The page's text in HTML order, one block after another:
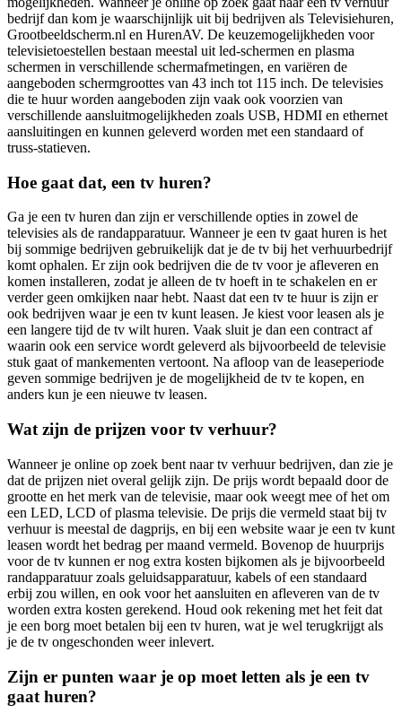
bedrijf dan kom je waarschijnlijk uit bij bedrijven als Televisiehuren,
Grootbeeldscherm.nl en HurenAV. De keuzemogelijkheden voor
televisietoestellen bestaan meestal uit led-schermen en plasma
schermen in verschillende schermafmetingen, en variëren de
aangeboden schermgroottes van 43 inch tot 115 inch. De televisies
die te huur worden aangeboden zijn vaak ook voorzien van
verschillende aansluitmogelijkheden zoals USB, HDMI en ethernet
aansluitingen en kunnen geleverd worden met een standaard of
truss-statieven.
Hoe gaat dat, een tv huren?
Ga je een tv huren dan zijn er verschillende opties in zowel de
televisies als de randapparatuur. Wanneer je een tv gaat huren is het
bij sommige bedrijven gebruikelijk dat je de tv bij het verhuurbedrijf
komt ophalen. Er zijn ook bedrijven die de tv voor je afleveren en
komen installeren, zodat je alleen de tv hoeft in te schakelen en er
verder geen omkijken naar hebt. Naast dat een tv te huur is zijn er
ook bedrijven waar je een tv kunt leasen. Je kiest voor leasen als je
een langere tijd de tv wilt huren. Vaak sluit je dan een contract af
waarin ook een service wordt geleverd als bijvoorbeeld de televisie
stuk gaat of mankementen vertoont. Na afloop van de leaseperiode
geven sommige bedrijven je de mogelijkheid de tv te kopen, en
anders kun je een nieuwe tv leasen.
Wat zijn de prijzen voor tv verhuur?
Wanneer je online op zoek bent naar tv verhuur bedrijven, dan zie je
dat de prijzen niet overal gelijk zijn. De prijs wordt bepaald door de
grootte en het merk van de televisie, maar ook weegt mee of het om
een LED, LCD of plasma televisie. De prijs die vermeld staat bij tv
verhuur is meestal de dagprijs, en bij een website waar je een tv kunt
leasen wordt het bedrag per maand vermeld. Bovenop de huurprijs
voor de tv kunnen er nog extra kosten bijkomen als je bijvoorbeeld
randapparatuur zoals geluidsapparatuur, kabels of een standaard
erbij zou willen, en ook voor het aansluiten en afleveren van de tv
worden extra kosten gerekend. Houd ook rekening met het feit dat
je een borg moet betalen bij een tv huren, wat je wel terugkrijgt als
je de tv ongeschonden weer inlevert.
Zijn er punten waar je op moet letten als je een tv
gaat huren?